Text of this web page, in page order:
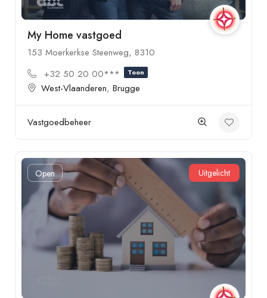
My Home vastgoed
153 Moerkerkse Steenweg, 8310
+32 50 20 00***
Toon
West-Vlaanderen, Brugge
Vastgoedbeheer
Open Uitgelicht